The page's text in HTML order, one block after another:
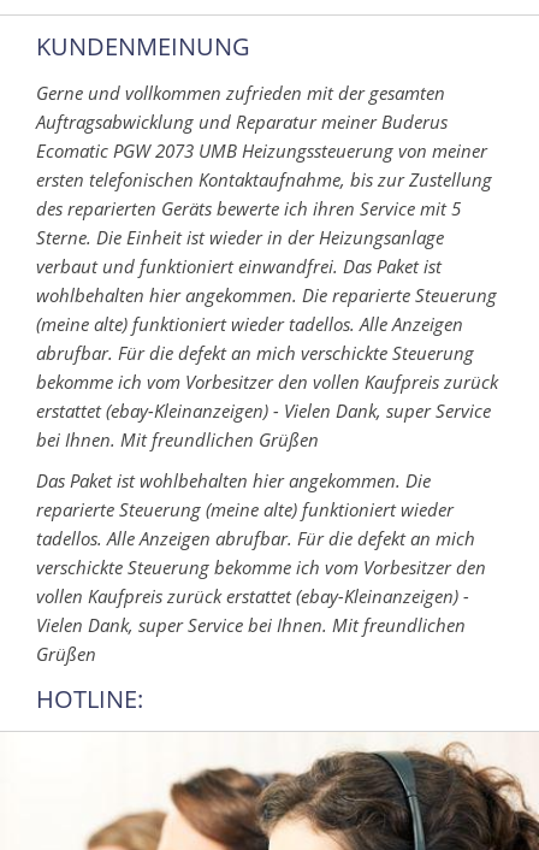
KUNDENMEINUNG
Gerne und vollkommen zufrieden mit der gesamten
Auftragsabwicklung und Reparatur meiner Buderus
Ecomatic PGW 2073 UMB Heizungssteuerung von meiner
ersten telefonischen Kontaktaufnahme, bis zur Zustellung
des reparierten Geräts bewerte ich ihren Service mit 5
Sterne. Die Einheit ist wieder in der Heizungsanlage
verbaut und funktioniert einwandfrei. Das Paket ist
wohlbehalten hier angekommen. Die reparierte Steuerung
(meine alte) funktioniert wieder tadellos. Alle Anzeigen
abrufbar. Für die defekt an mich verschickte Steuerung
bekomme ich vom Vorbesitzer den vollen Kaufpreis zurück
erstattet (ebay-Kleinanzeigen) - Vielen Dank, super Service
bei Ihnen. Mit freundlichen Grüßen
Das Paket ist wohlbehalten hier angekommen. Die
reparierte Steuerung (meine alte) funktioniert wieder
tadellos. Alle Anzeigen abrufbar. Für die defekt an mich
verschickte Steuerung bekomme ich vom Vorbesitzer den
vollen Kaufpreis zurück erstattet (ebay-Kleinanzeigen) -
Vielen Dank, super Service bei Ihnen. Mit freundlichen
Grüßen
HOTLINE: